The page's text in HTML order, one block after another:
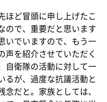
ど冒頭に申し上げたこ
ので、重要だと思います
いでいますので、もう一
声を紹介させていただく
自衛隊の活動に対して一
るが、過度な抗議活動と
だと。家族としては、